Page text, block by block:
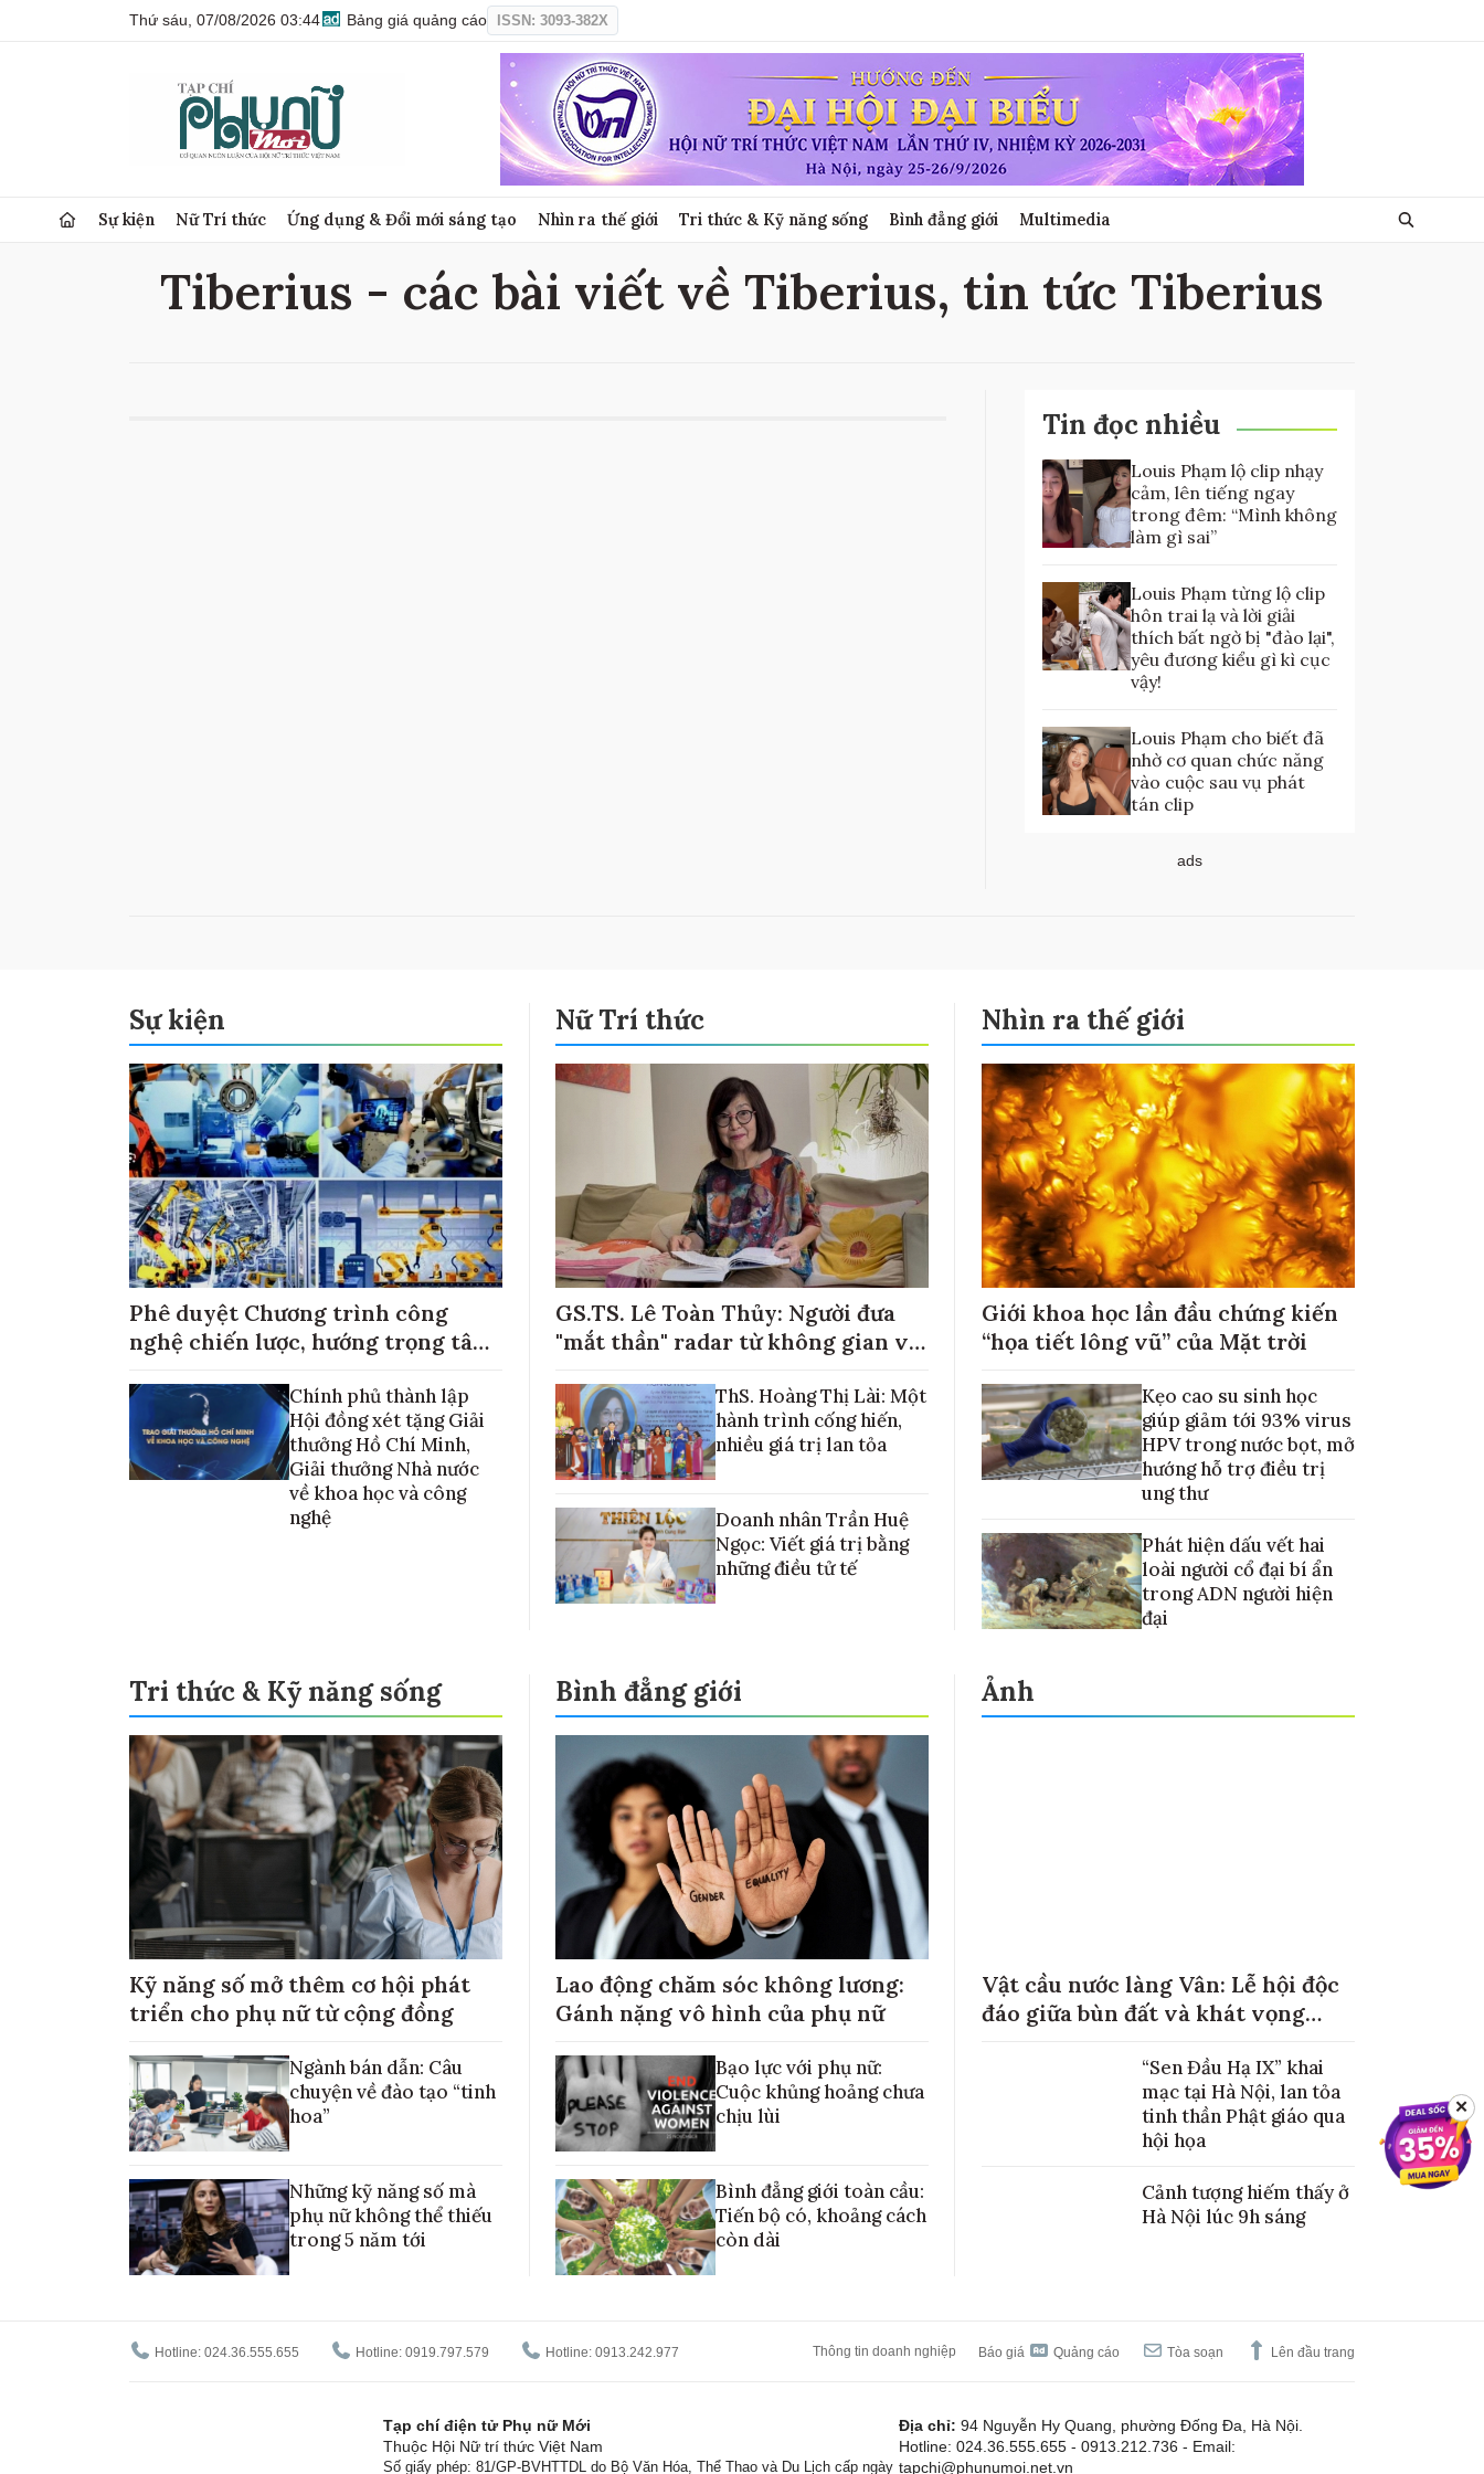
Thứ sáu, 07/08/2026 03:44 Bảng giá quảng cáo ISSN: 3093-382X
Sự kiện Nữ Trí thức Ứng dụng & Đổi mới sáng tạo Nhìn ra thế giới Tri thức & Kỹ năng sống Bình đẳng giới Multimedia
Tiberius - các bài viết về Tiberius, tin tức Tiberius
Tin đọc nhiều
Louis Phạm lộ clip nhạy
cảm, lên tiếng ngay
trong đêm: “Mình không
làm gì sai”
Louis Phạm từng lộ clip
hôn trai lạ và lời giải
thích bất ngờ bị "đào lại",
yêu đương kiểu gì kì cục
vậy!
Louis Phạm cho biết đã
nhờ cơ quan chức năng
vào cuộc sau vụ phát
tán clip
ads
Sự kiện
Phê duyệt Chương trình công
nghệ chiến lược, hướng trọng tâm
Chính phủ thành lập
Hội đồng xét tặng Giải
thưởng Hồ Chí Minh,
Giải thưởng Nhà nước
về khoa học và công
nghệ
Nữ Trí thức
GS.TS. Lê Toàn Thủy: Người đưa
"mắt thần" radar từ không gian về
ThS. Hoàng Thị Lài: Một
hành trình cống hiến,
nhiều giá trị lan tỏa
Doanh nhân Trần Huệ
Ngọc: Viết giá trị bằng
những điều tử tế
Nhìn ra thế giới
Giới khoa học lần đầu chứng kiến
“họa tiết lông vũ” của Mặt trời
Kẹo cao su sinh học
giúp giảm tới 93% virus
HPV trong nước bọt, mở
hướng hỗ trợ điều trị
ung thư
Phát hiện dấu vết hai
loài người cổ đại bí ẩn
trong ADN người hiện
đại
Tri thức & Kỹ năng sống
Kỹ năng số mở thêm cơ hội phát
triển cho phụ nữ từ cộng đồng
Ngành bán dẫn: Câu
chuyện về đào tạo “tinh
hoa”
Những kỹ năng số mà
phụ nữ không thể thiếu
trong 5 năm tới
Bình đẳng giới
Lao động chăm sóc không lương:
Gánh nặng vô hình của phụ nữ
Bạo lực với phụ nữ:
Cuộc khủng hoảng chưa
chịu lùi
Bình đẳng giới toàn cầu:
Tiến bộ có, khoảng cách
còn dài
Ảnh
Vật cầu nước làng Vân: Lễ hội độc
đáo giữa bùn đất và khát vọng
“Sen Đầu Hạ IX” khai
mạc tại Hà Nội, lan tỏa
tinh thần Phật giáo qua
hội họa
Cảnh tượng hiếm thấy ở
Hà Nội lúc 9h sáng
Hotline: 024.36.555.655 Hotline: 0919.797.579 Hotline: 0913.242.977 Thông tin doanh nghiệp Báo giá Quảng cáo Tòa soạn Lên đầu trang
Tạp chí điện tử Phụ nữ Mới
Thuộc Hội Nữ trí thức Việt Nam
Số giấy phép: 81/GP-BVHTTDL do Bộ Văn Hóa, Thể Thao và Du Lịch cấp ngày
Địa chỉ: 94 Nguyễn Hy Quang, phường Đống Đa, Hà Nội.
Hotline: 024.36.555.655 - 0913.212.736 - Email:
tapchi@phunumoi.net.vn
✕